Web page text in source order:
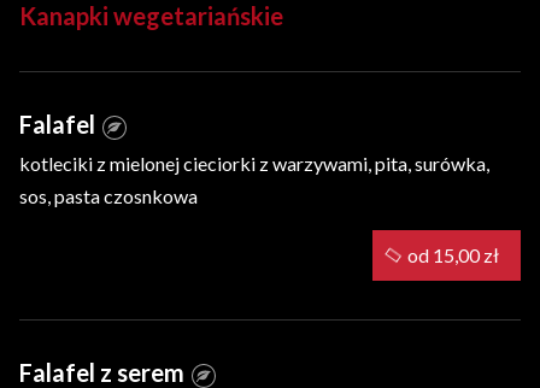
Kanapki wegetariańskie
Falafel
kotleciki z mielonej cieciorki z warzywami, pita, surówka,
sos, pasta czosnkowa
Falafel z serem